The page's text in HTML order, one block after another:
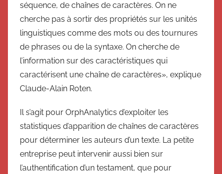
séquence, de chaînes de caractères. On ne
cherche pas à sortir des propriétés sur les unités
linguistiques comme des mots ou des tournures
de phrases ou de la syntaxe. On cherche de
l’information sur des caractéristiques qui
caractérisent une chaîne de caractères», explique
Claude-Alain Roten.
Il s’agit pour OrphAnalytics d’exploiter les
statistiques d’apparition de chaînes de caractères
pour déterminer les auteurs d’un texte. La petite
entreprise peut intervenir aussi bien sur
l’authentification d’un testament, que pour